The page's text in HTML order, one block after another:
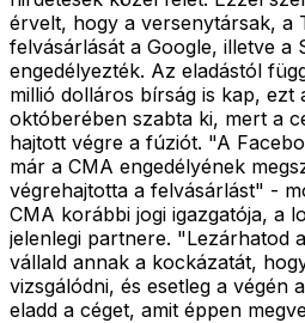
érvelt, hogy a versenytársak, a
felvásárlását a Google, illetve a
engedélyezték. Az eladástól
millió dolláros bírság is kap, ezt
októberében szabta ki, mert a
hajtott végre a fúziót. "A
már a CMA engedélyének
végrehajtotta a felvásárlást" -
CMA korábbi jogi igazgatója, a
jelenlegi partnere. "Lezárhatod
vállald annak a kockázatát,
vizsgálódni, és esetleg a végén
eladd a céget, amit éppen